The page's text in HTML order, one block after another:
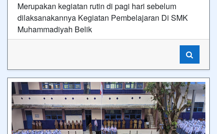
Merupakan kegiatan rutin di pagi hari sebelum
dilaksanakannya Kegiatan Pembelajaran Di SMK
Muhammadiyah Belik